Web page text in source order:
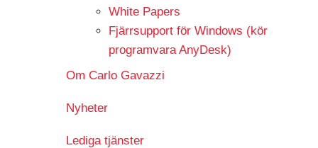
White Papers
Fjärrsupport för Windows (kör
programvara AnyDesk)
Om Carlo Gavazzi
Nyheter
Lediga tjänster